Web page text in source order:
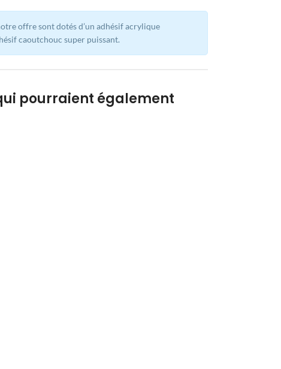
offre sont dotés d’un adhésif acrylique
caoutchouc super puissant.
pourraient également